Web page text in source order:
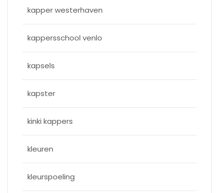
kapper westerhaven
kappersschool venlo
kapsels
kapster
kinki kappers
kleuren
kleurspoeling